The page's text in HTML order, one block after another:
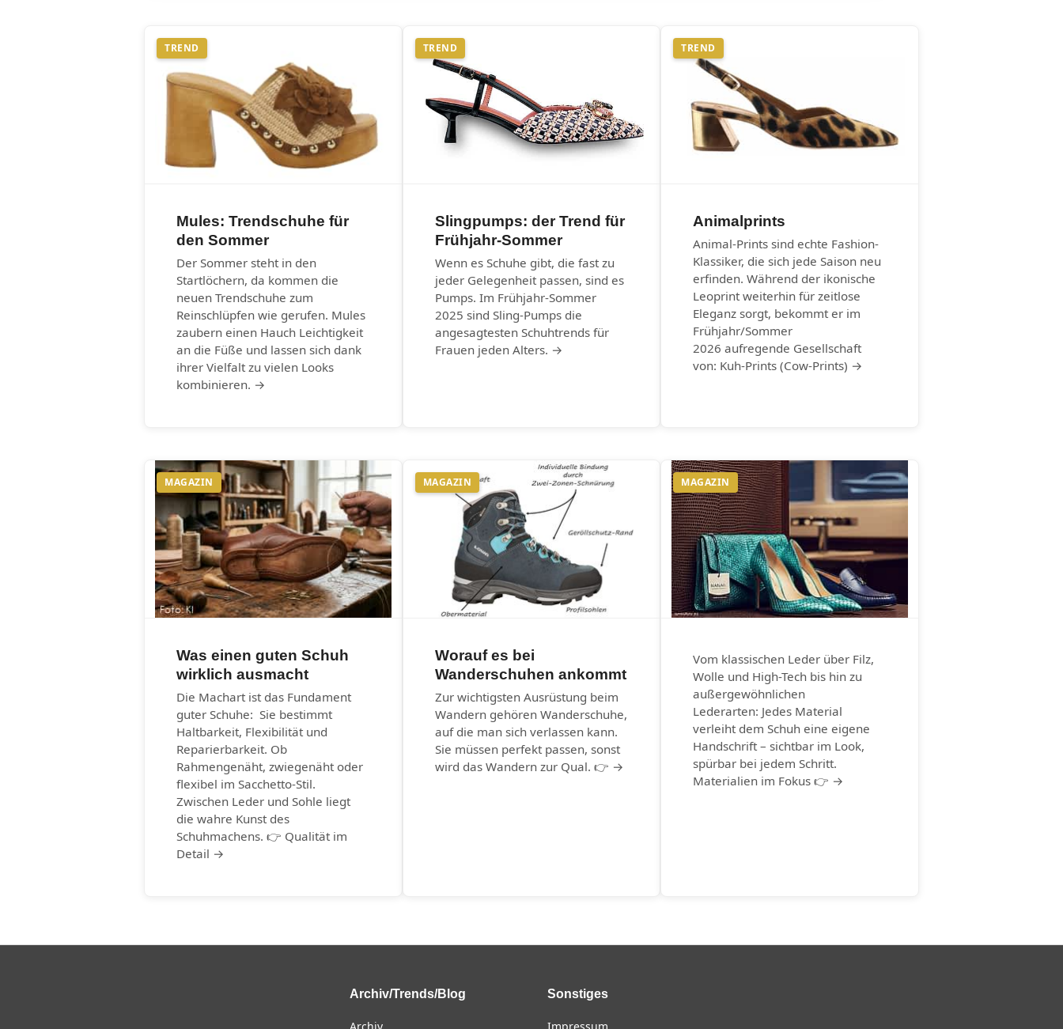
TREND
Mules: Trendschuhe für
den Sommer
Der Sommer steht in den
Startlöchern, da kommen die
neuen Trendschuhe zum
Reinschlüpfen wie gerufen. Mules
zaubern einen Hauch Leichtigkeit
an die Füße und lassen sich dank
ihrer Vielfalt zu vielen Looks
kombinieren. →
TREND
Slingpumps: der Trend für
Frühjahr-Sommer
Wenn es Schuhe gibt, die fast zu
jeder Gelegenheit passen, sind es
Pumps. Im Frühjahr-Sommer
2025 sind Sling-Pumps die
angesagtesten Schuhtrends für
Frauen jeden Alters. →
TREND
Animalprints
Animal-Prints sind echte Fashion-
Klassiker, die sich jede Saison neu
erfinden. Während der ikonische
Leoprint weiterhin für zeitlose
Eleganz sorgt, bekommt er im
Frühjahr/Sommer
2026 aufregende Gesellschaft
von: Kuh-Prints (Cow-Prints) →
MAGAZIN
Was einen guten Schuh
wirklich ausmacht
Die Machart ist das Fundament
guter Schuhe: Sie bestimmt
Haltbarkeit, Flexibilität und
Reparierbarkeit. Ob
Rahmengenäht, zwiegenäht oder
flexibel im Sacchetto-Stil.
Zwischen Leder und Sohle liegt
die wahre Kunst des
Schuhmachens. 👉 Qualität im
Detail →
MAGAZIN
Worauf es bei
Wanderschuhen ankommt
Zur wichtigsten Ausrüstung beim
Wandern gehören Wanderschuhe,
auf die man sich verlassen kann.
Sie müssen perfekt passen, sonst
wird das Wandern zur Qual. 👉 →
MAGAZIN
Vom klassischen Leder über Filz,
Wolle und High-Tech bis hin zu
außergewöhnlichen
Lederarten: Jedes Material
verleiht dem Schuh eine eigene
Handschrift – sichtbar im Look,
spürbar bei jedem Schritt.
Materialien im Fokus 👉 →
Archiv/Trends/Blog Sonstiges